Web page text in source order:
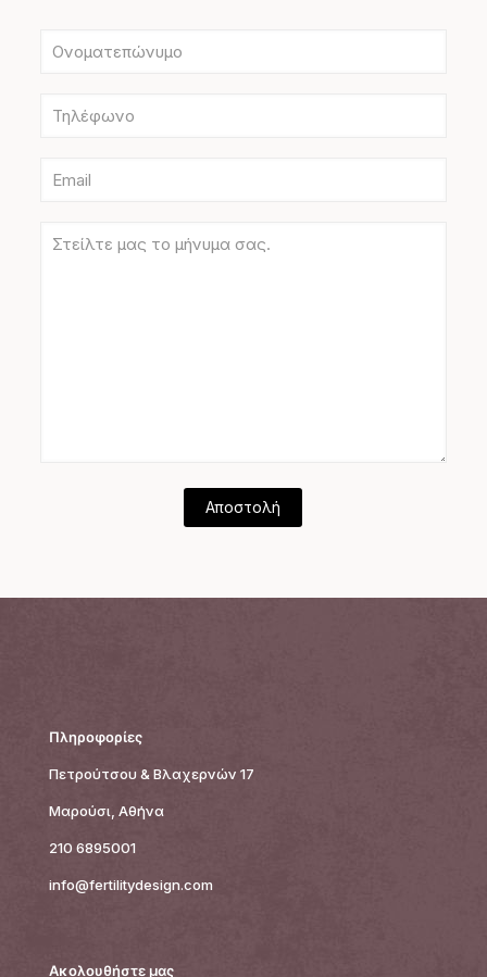
Πληροφορίες
Πετρούτσου & Βλαχερνών 17
Μαρούσι, Αθήνα
210 6895001
info@fertilitydesign.com
Ακολουθήστε μας